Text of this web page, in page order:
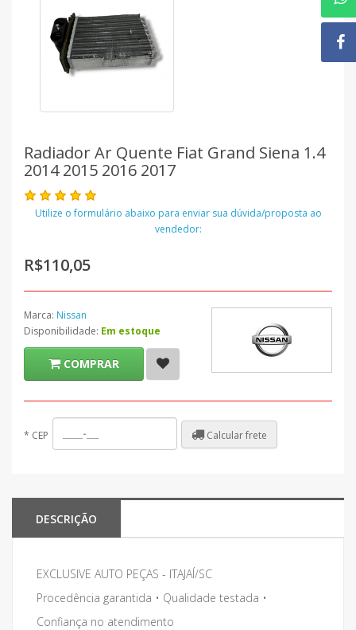
Radiador Ar Quente Fiat Grand Siena 1.4
2014 2015 2016 2017
Utilize o formulário abaixo para enviar sua dúvida/proposta ao
vendedor:
R$110,05
Marca: Nissan
Disponibilidade: Em estoque
COMPRAR
* CEP Calcular frete
DESCRIÇÃO
EXCLUSIVE AUTO PEÇAS - ITAJAÍ/SC
Procedência garantida • Qualidade testada •
Confiança no atendimento